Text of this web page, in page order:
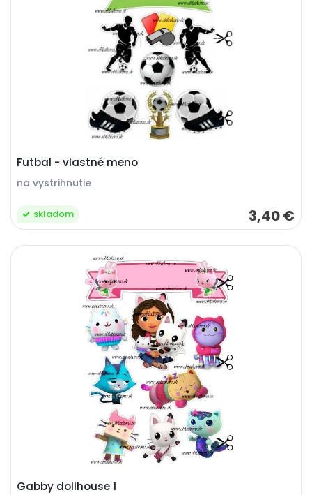
Futbal - vlastné meno
na vystrihnutie
3,40 €
skladom
Gabby dollhouse 1